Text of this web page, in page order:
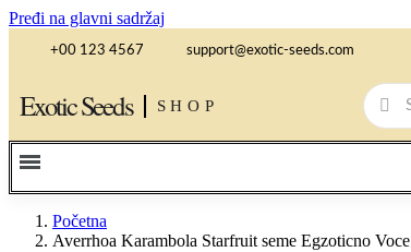
Pređi na glavni sadržaj
+00 123 4567 support@exotic-seeds.com
Exotic Seeds SHOP
Početna
Averrhoa Karambola Starfruit seme Egzoticno Voce